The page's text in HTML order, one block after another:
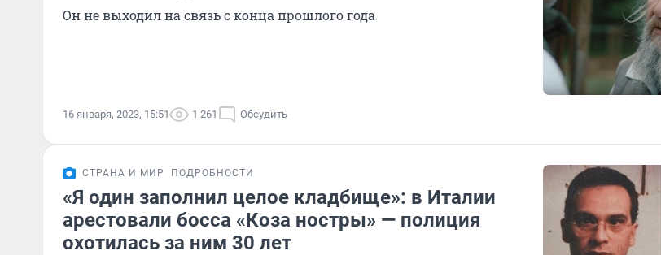
Он не выходил на связь с конца прошлого года
16 января, 2023, 15:51 1 261 Обсудить
СТРАНА И МИР ПОДРОБНОСТИ
«Я один заполнил целое кладбище»: в Италии
арестовали босса «Коза ностры» — полиция
охотилась за ним 30 лет